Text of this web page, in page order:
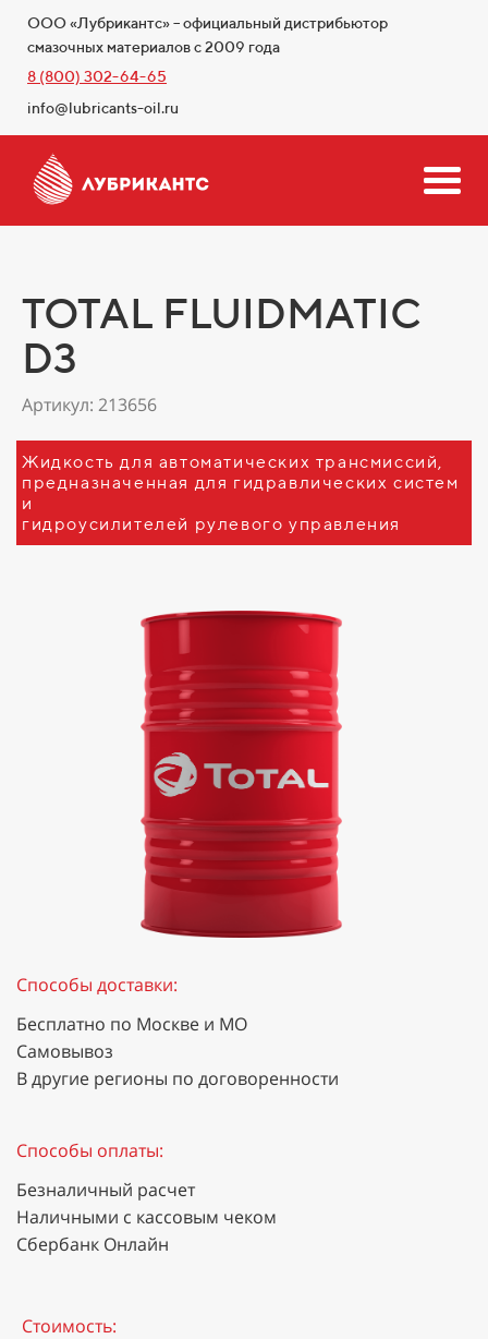
ООО «Лубрикантс» – официальный дистрибьютор
смазочных материалов с 2009 года
8 (800) 302-64-65
info@lubricants-oil.ru
TOTAL FLUIDMATIC
D3
Артикул: 213656
Жидкость для автоматических трансмиссий,
предназначенная для гидравлических систем
и
гидроусилителей рулевого управления
Способы доставки:
Бесплатно по Москве и МО
Самовывоз
В другие регионы по договоренности
Способы оплаты:
Безналичный расчет
Наличными с кассовым чеком
Сбербанк Онлайн
Стоимость: